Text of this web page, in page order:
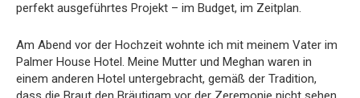
perfekt ausgeführtes Projekt – im Budget, im Zeitplan.
Am Abend vor der Hochzeit wohnte ich mit meinem Vater im
Palmer House Hotel. Meine Mutter und Meghan waren in
einem anderen Hotel untergebracht, gemäß der Tradition,